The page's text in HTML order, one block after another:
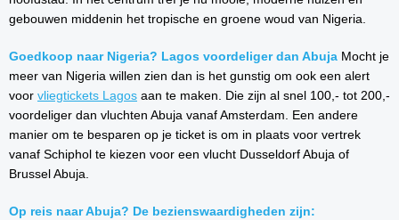
gebouwen middenin het tropische en groene woud van Nigeria.
Goedkoop naar Nigeria? Lagos voordeliger dan Abuja Mocht je
meer van Nigeria willen zien dan is het gunstig om ook een alert
voor vliegtickets Lagos aan te maken. Die zijn al snel 100,- tot 200,-
voordeliger dan vluchten Abuja vanaf Amsterdam. Een andere
manier om te besparen op je ticket is om in plaats voor vertrek
vanaf Schiphol te kiezen voor een vlucht Dusseldorf Abuja of
Brussel Abuja.
Op reis naar Abuja? De bezienswaardigheden zijn: